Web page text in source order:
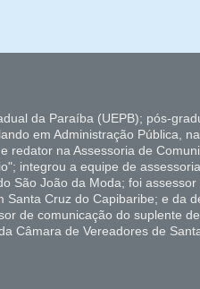
da Paraíba (UEPB); pós-
em Administração Pública,
na Assessoria de
integrou a equipe de
São João da Moda; foi
Cruz do Capibaribe; e da
de comunicação do suplente
Câmara de Vereadores de